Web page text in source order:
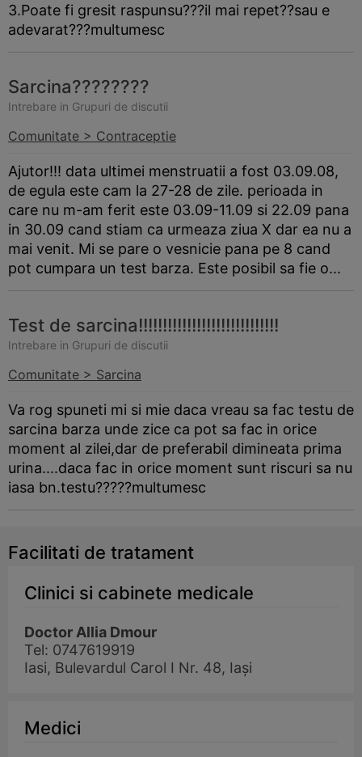
3.Poate fi gresit raspunsu???il mai repet??sau e
adevarat???multumesc
Sarcina????????
Intrebare in Grupuri de discutii
Comunitate > Contraceptie
Ajutor!!! data ultimei menstruatii a fost 03.09.08,
de egula este cam la 27-28 de zile. perioada in
care nu m-am ferit este 03.09-11.09 si 22.09 pana
in 30.09 cand stiam ca urmeaza ziua X dar ea nu a
mai venit. Mi se pare o vesnicie pana pe 8 cand
pot cumpara un test barza. Este posibil sa fie o...
Test de sarcina!!!!!!!!!!!!!!!!!!!!!!!!!!!!!
Intrebare in Grupuri de discutii
Comunitate > Sarcina
Va rog spuneti mi si mie daca vreau sa fac testu de
sarcina barza unde zice ca pot sa fac in orice
moment al zilei,dar de preferabil dimineata prima
urina....daca fac in orice moment sunt riscuri sa nu
iasa bn.testu?????multumesc
Facilitati de tratament
Clinici si cabinete medicale
Doctor Allia Dmour
Tel: 0747619919
Iasi, Bulevardul Carol I Nr. 48, Iași
Medici